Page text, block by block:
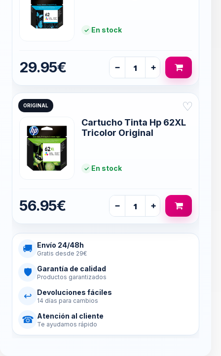
En stock
29.95€ − +
ORIGINAL ♡
Cartucho Tinta Hp 62XL
Tricolor Original
En stock
56.95€ − +
🚚 Envío 24/48h
Gratis desde 29€
🛡 Garantía de calidad
Productos garantizados
↩ Devoluciones fáciles
14 días para cambios
☎ Atención al cliente
Te ayudamos rápido